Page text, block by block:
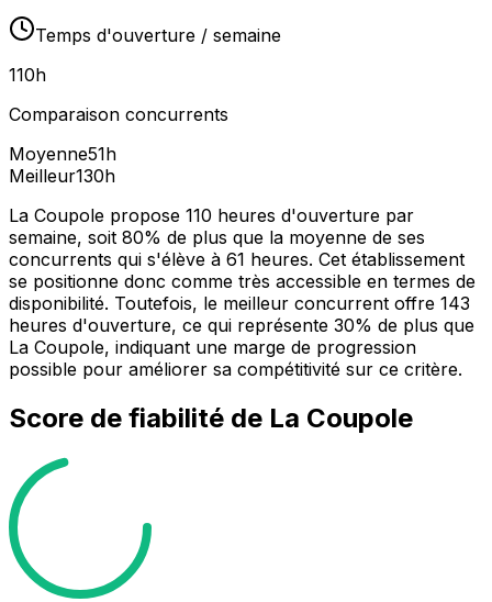
Temps d'ouverture / semaine
110h
Comparaison concurrents
Moyenne51h
Meilleur130h
La Coupole propose 110 heures d'ouverture par
semaine, soit 80% de plus que la moyenne de ses
concurrents qui s'élève à 61 heures. Cet établissement
se positionne donc comme très accessible en termes de
disponibilité. Toutefois, le meilleur concurrent offre 143
heures d'ouverture, ce qui représente 30% de plus que
La Coupole, indiquant une marge de progression
possible pour améliorer sa compétitivité sur ce critère.
Score de fiabilité de La Coupole